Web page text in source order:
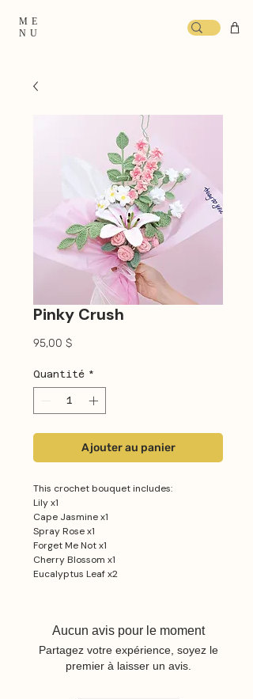
ME
NU
Pinky Crush
95,00 $Prix
Quantité *
Ajouter au panier
This crochet bouquet includes:
Lily x1
Cape Jasmine x1
Spray Rose x1
Forget Me Not x1
Cherry Blossom x1
Eucalyptus Leaf x2
Aucun avis pour le moment
Partagez votre expérience, soyez le
premier à laisser un avis.